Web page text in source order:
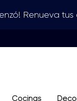
Renueva tus
Cocinas
Términos más